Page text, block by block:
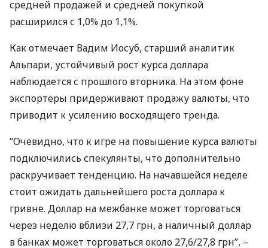
средней продажей и средней покупкой
расширился с 1,0% до 1,1%.
Как отмечает Вадим Иосуб, старший аналитик
Альпари, устойчивый рост курса доллара
наблюдается с прошлого вторника. На этом фоне
экспортеры придерживают продажу валюты, что
приводит к усилению восходящего тренда.
“Очевидно, что к игре на повышение курса валюты
подключились спекулянты, что дополнительно
раскручивает тенденцию. На начавшейся неделе
стоит ожидать дальнейшего роста доллара к
гривне. Доллар на межбанке может торговаться
через неделю вблизи 27,7 грн, а наличный доллар
в банках может торговаться около 27,6/27,8 грн”, –